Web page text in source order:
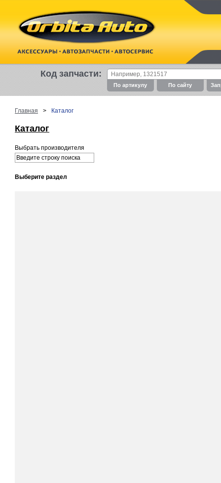
Код запчасти:
По артикулу По cайту
Главная > Каталог
Каталог
Выбрать производителя
Выберите раздел